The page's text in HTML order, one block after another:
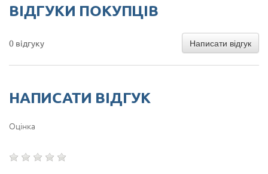
ВІДГУКИ ПОКУПЦІВ
0 відгуку Написати відгук
НАПИСАТИ ВІДГУК
Оцінка